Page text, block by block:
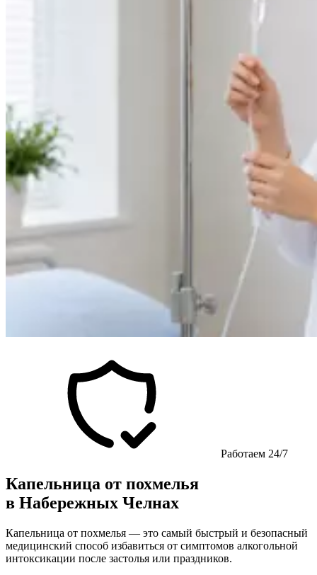
Работаем 24/7
Капельница от похмелья
в Набережных Челнах
Капельница от похмелья — это самый быстрый и безопасный
медицинский способ избавиться от симптомов алкогольной
интоксикации после застолья или праздников.